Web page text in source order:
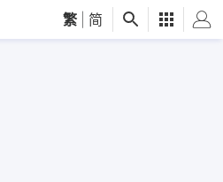
繁 简